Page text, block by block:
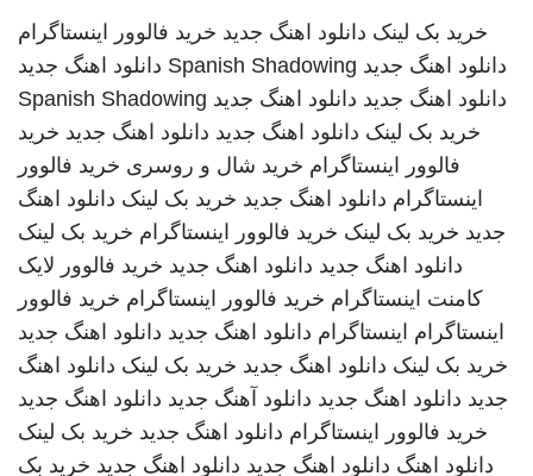
خرید بک لینک دانلود اهنگ جدید خرید فالوور اینستاگرام
دانلود اهنگ جدید Spanish Shadowing دانلود اهنگ جدید
دانلود اهنگ جدید دانلود اهنگ جدید Spanish Shadowing
خرید بک لینک دانلود اهنگ جدید دانلود اهنگ جدید خرید
فالوور اینستاگرام خرید شال و روسری خرید فالوور
اینستاگرام دانلود اهنگ جدید خرید بک لینک دانلود اهنگ
جدید خرید بک لینک خرید فالوور اینستاگرام خرید بک لینک
دانلود اهنگ جدید دانلود اهنگ جدید خرید فالوور لایک
کامنت اینستاگرام خرید فالوور اینستاگرام خرید فالوور
اینستاگرام اینستاگرام دانلود اهنگ جدید دانلود اهنگ جدید
خرید بک لینک دانلود اهنگ جدید خرید بک لینک دانلود اهنگ
جدید دانلود اهنگ جدید دانلود آهنگ جدید دانلود اهنگ جدید
خرید فالوور اینستاگرام دانلود اهنگ جدید خرید بک لینک
دانلود اهنگ دانلود اهنگ جدید دانلود اهنگ جدید خرید بک